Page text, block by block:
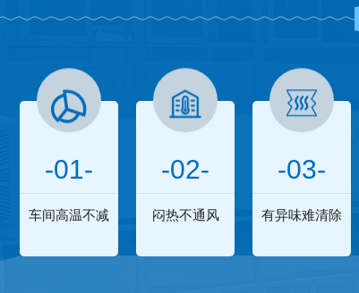
-01-
车间高温不减
-02-
闷热不通风
-03-
有异味难清除